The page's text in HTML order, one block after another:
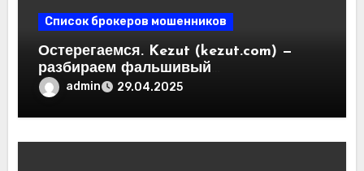
Список брокеров мошенников
Остерегаемся. Kezut (kezut.com) —
разбираем фальшивый
криптовалютный обменник. Как
вернуть деньги. Отзывы
пользователей
admin 29.04.2025